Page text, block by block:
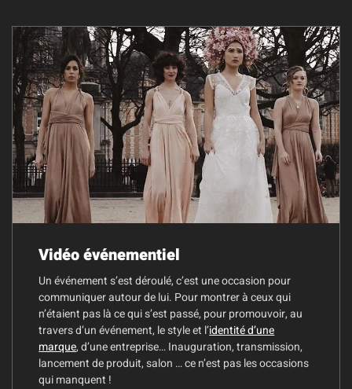
Vidéo événementiel
Un événement s’est déroulé, c’est une occasion pour
communiquer autour de lui. Pour montrer à ceux qui
n’étaient pas là ce qui s’est passé, pour promouvoir, au
travers d’un événement, le style et l’identité d’une
marque, d’une entreprise… Inauguration, transmission,
lancement de produit, salon … ce n’est pas les occasions
qui manquent !